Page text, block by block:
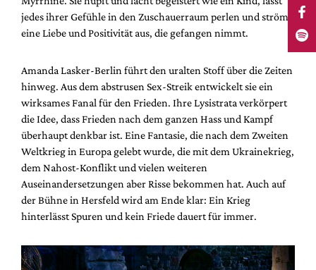
jedes ihrer Gefühle in den Zuschauerraum perlen und strömt
eine Liebe und Positivität aus, die gefangen nimmt.
Amanda Lasker-Berlin führt den uralten Stoff über die Zeiten
hinweg. Aus dem abstrusen Sex-Streik entwickelt sie ein
wirksames Fanal für den Frieden. Ihre Lysistrata verkörpert
die Idee, dass Frieden nach dem ganzen Hass und Kampf
überhaupt denkbar ist. Eine Fantasie, die nach dem Zweiten
Weltkrieg in Europa gelebt wurde, die mit dem Ukrainekrieg,
dem Nahost-Konflikt und vielen weiteren
Auseinandersetzungen aber Risse bekommen hat. Auch auf
der Bühne in Hersfeld wird am Ende klar: Ein Krieg
hinterlässt Spuren und kein Friede dauert für immer.